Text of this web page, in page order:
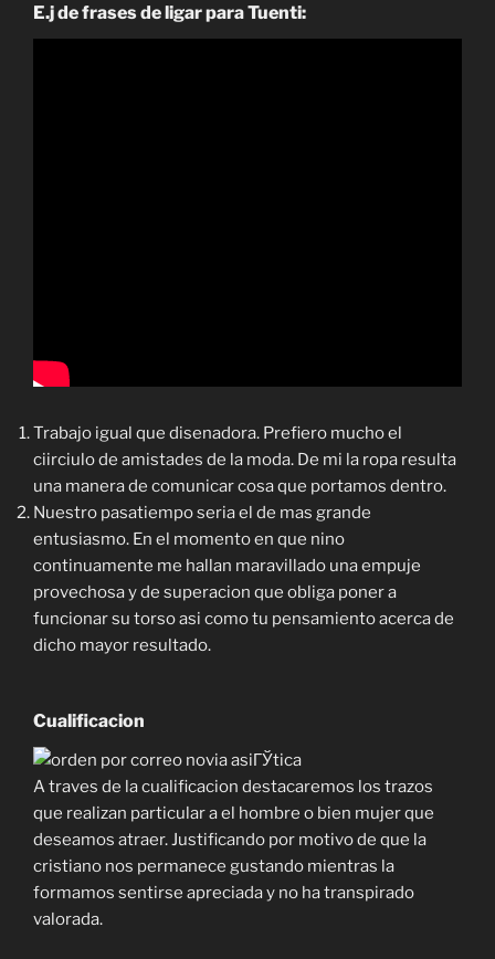
E.j de frases de ligar para Tuenti:
Trabajo igual que disenadora. Prefiero mucho el
ciirciulo de amistades de la moda. De mi la ropa resulta
una manera de comunicar cosa que portamos dentro.
Nuestro pasatiempo seria el de mas grande
entusiasmo. En el momento en que nino
continuamente me hallan maravillado una empuje
provechosa y de superacion que obliga poner a
funcionar su torso asi como tu pensamiento acerca de
dicho mayor resultado.
Cualificacion
A traves de la cualificacion destacaremos los trazos
que realizan particular a el hombre o bien mujer que
deseamos atraer. Justificando por motivo de que la
cristiano nos permanece gustando mientras la
formamos sentirse apreciada y no ha transpirado
valorada.